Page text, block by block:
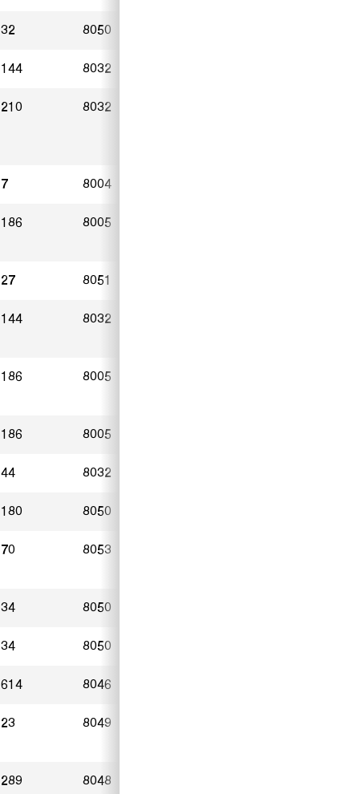
32 8050
144 8032
210 8032
7 8004
186 8005
27 8051
144 8032
186 8005
186 8005
44 8032
180 8050
70 8053
34 8050
34 8050
614 8046
23 8049
289 8048